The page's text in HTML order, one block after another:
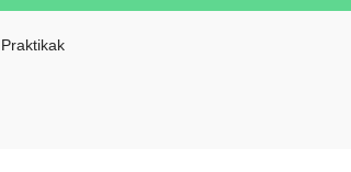
Praktikak